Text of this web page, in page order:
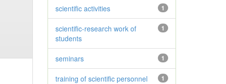
1
scientific activities
1
scientific-research work of
students
1
seminars
1
training of scientific personnel